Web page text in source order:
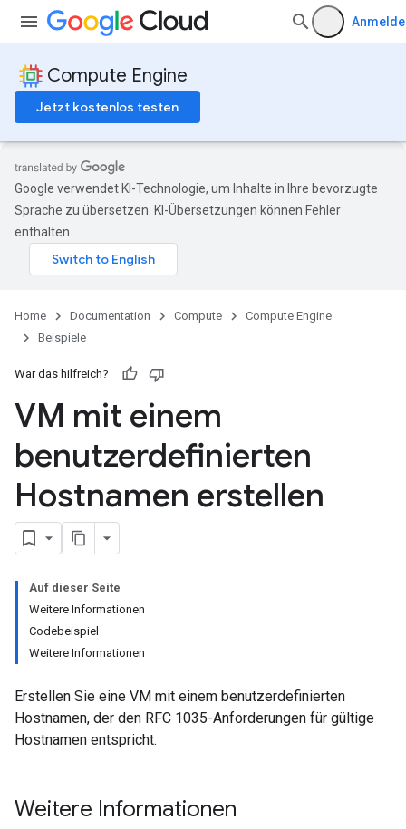
Compute Engine
Jetzt kostenlos testen
Google verwendet KI-Technologie, um Inhalte in Ihre bevorzugte
Sprache zu übersetzen. KI-Übersetzungen können Fehler
enthalten.
Home Documentation Compute
Compute Engine
Beispiele
War das hilfreich?
VM mit einem
benutzerdefinierten
Hostnamen erstellen
Auf dieser Seite
Weitere Informationen
Codebeispiel
Weitere Informationen
Erstellen Sie eine VM mit einem benutzerdefinierten
Hostnamen, der den RFC 1035-Anforderungen für gültige
Hostnamen entspricht.
Weitere Informationen